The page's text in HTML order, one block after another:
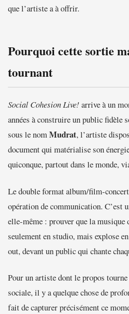
que l’artiste a à offrir.
Pourquoi cette sortie
tournant
Social Cohesion Live! arrive à un
années à construire un public fidèle
sous le nomMudrat, l’artiste
document qui matérialise son
quiconque, partout dans le monde,
Le double format album/film-
opération de communication. C’est
elle-même : prouver que la musique
seulement en studio, mais explose
out, devant un public qui chante
Pour un artiste dont le propos
sociale, il y a quelque chose de
fait de capturer précisément ce